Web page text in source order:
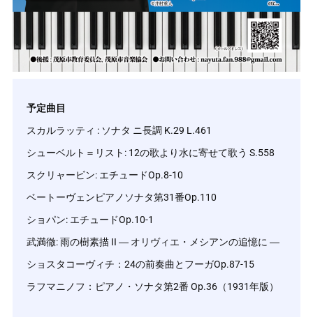
予定曲目
スカルラッティ : ソナタ ニ長調 K.29 L.461
シューベルト＝リスト: 12の歌より水に寄せて歌う S.558
スクリャービン: エチュードOp.8-10
ベートーヴェンピアノソナタ第31番Op.110
ショパン: エチュードOp.10-1
武満徹: 雨の樹素描 II ― オリヴィエ・メシアンの追憶に ―
ショスタコーヴィチ：24の前奏曲とフーガOp.87-15
ラフマニノフ：ピアノ・ソナタ第2番 Op.36（1931年版）